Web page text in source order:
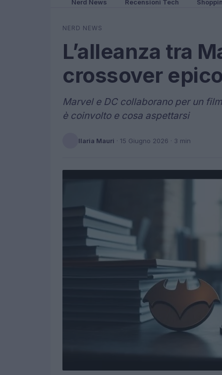
Nerd News Recensioni Tech
NERD NEWS
L’alleanza tra
crossover
Marvel e DC collaborano per un
è coinvolto e cosa aspettarsi
Ilaria Mauri · 15 Giugno 2026 · 3 min